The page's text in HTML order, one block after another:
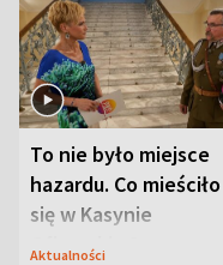
To nie było miejsce
hazardu. Co mieściło
się w Kasynie
Oficerskim?
Aktualności